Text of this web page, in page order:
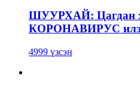
ШУУРХАЙ: Цагдан
КОРОНАВИРУС
4999 үзсэн